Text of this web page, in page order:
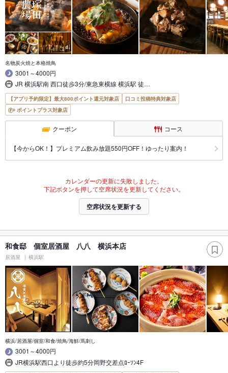
名物炭火焼と本格焼鳥
3001～4000円
JR 横浜駅南 西口徒歩3分/東急東横線 横浜駅 徒…
【アプリ予約限定】最大800ポイント還元対象店
口コミ投稿特典対象店
ポイントプラス対象店
クーポン コース
【今からOK！】プレミアム飲み放題550円OFF！ゆったり案内！
カレンダーの更新に失敗しました。
下記ボタンを押して空席状況を更新してください。
空席状況を更新する
和食邸 個室居酒屋 八八 横浜本店
居酒屋 横浜駅
横浜/居酒屋/個室/和食/焼鳥/海鮮/馬刺し
3001～4000円
JR横浜駅西口より徒歩約5分岡野交差点ﾛｰｿﾝ4F